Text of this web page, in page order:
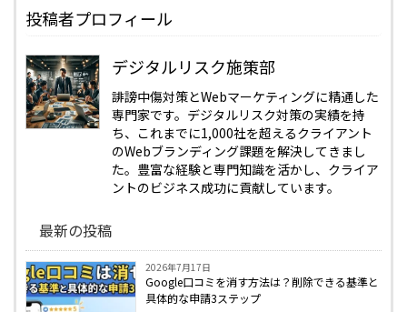
投稿者プロフィール
デジタルリスク施策部
誹謗中傷対策とWebマーケティングに精通した
専門家です。デジタルリスク対策の実績を持
ち、これまでに1,000社を超えるクライアント
のWebブランディング課題を解決してきまし
た。豊富な経験と専門知識を活かし、クライア
ントのビジネス成功に貢献しています。
最新の投稿
2026年7月17日
Google口コミを消す方法は？削除できる基準と
具体的な申請3ステップ